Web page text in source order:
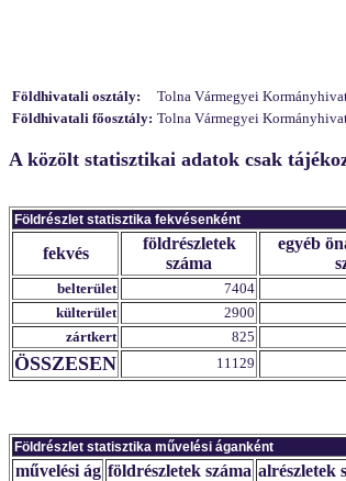
Földhivatali osztály:
Tolna Vármegyei
Földhivatali főosztály: Tolna Vármegyei
A közölt statisztikai adatok csak
Földrészlet statisztika fekvésenként
fekvés
földrészletek
száma
egyéb
belterület 7404
külterület
2900
zártkert
825
ÖSSZESEN 11129
Földrészlet statisztika művelési áganként
művelési ág földrészletek száma alrészletek